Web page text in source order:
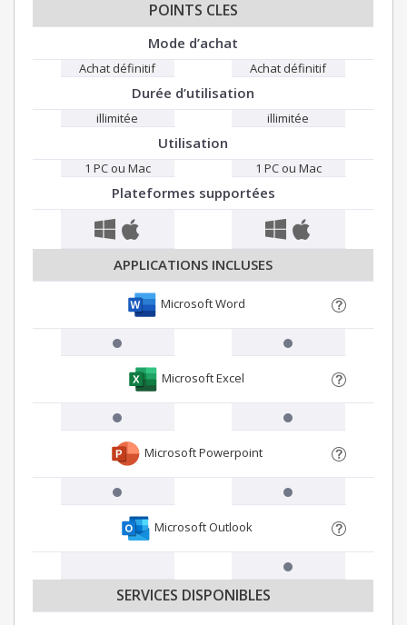
POINTS CLES
Mode d’achat
Achat définitif Achat définitif
Durée d’utilisation
illimitée illimitée
Utilisation
1 PC ou Mac 1 PC ou Mac
Plateformes supportées
APPLICATIONS INCLUSES
Microsoft Word
Microsoft Excel
Microsoft Powerpoint
Microsoft Outlook
SERVICES DISPONIBLES